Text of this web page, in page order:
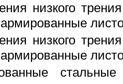
низкого
низкого